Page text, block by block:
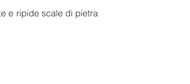
e ripide scale di pietra